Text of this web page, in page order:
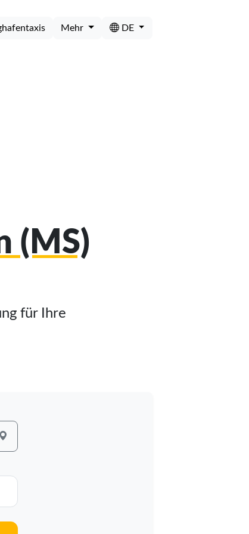
Mehr DE
(MS)
für Ihre